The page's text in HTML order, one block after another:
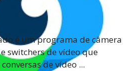
é um programa de câmera
switchers de vídeo que
de vídeo ...